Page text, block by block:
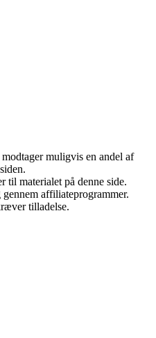
muligvis en andel af
til materialet på denne side.
affiliateprogrammer.
tilladelse.